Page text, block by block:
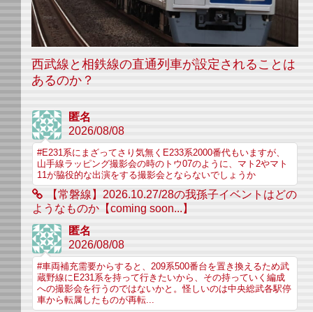
西武線と相鉄線の直通列車が設定されることは
あるのか？
匿名
2026/08/08
#E231系にまざってさり気無くE233系2000番代もいますが、
山手線ラッピング撮影会の時のトウ07のように、マト2やマト
11が脇役的な出演をする撮影会とならないでしょうか
【常磐線】2026.10.27/28の我孫子イベントはどの
ようなものか【coming soon...】
匿名
2026/08/08
#車両補充需要からすると、209系500番台を置き換えるため武
蔵野線にE231系を持って行きたいから、その持っていく編成
への撮影会を行うのではないかと。怪しいのは中央総武各駅停
車から転属したものが再転...